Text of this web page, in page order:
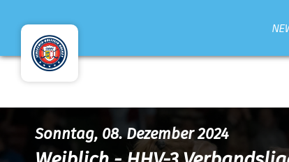
Sonntag, 08. Dezember 2024